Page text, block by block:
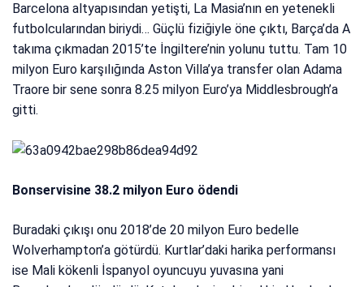
Barcelona altyapısından yetişti, La Masia’nın en yetenekli
futbolcularından biriydi… Güçlü fiziğiyle öne çıktı, Barça’da A
takıma çıkmadan 2015’te İngiltere’nin yolunu tuttu. Tam 10
milyon Euro karşılığında Aston Villa’ya transfer olan Adama
Traore bir sene sonra 8.25 milyon Euro’ya Middlesbrough’a
gitti.
Bonservisine 38.2 milyon Euro ödendi
Buradaki çıkışı onu 2018’de 20 milyon Euro bedelle
Wolverhampton’a götürdü. Kurtlar’daki harika performansı
ise Mali kökenli İspanyol oyuncuyu yuvasına yani